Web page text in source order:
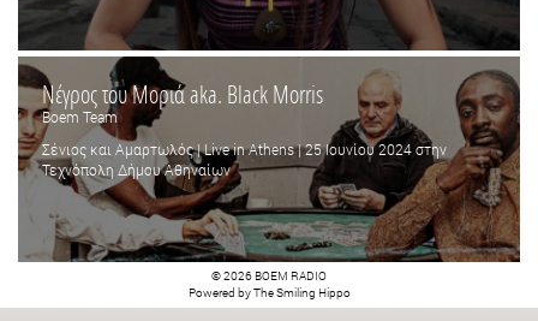
Νέγρος του Μοριά aka. Black Morris
Boem Team
Σένιος και Αμαρτωλός | Live in Athens | 25 Ιουνίου 2024 στην
Τεχνόπολη Δήμου Αθηναίων
© 2026 BOEM RADIO
Powered byThe Smiling Hippo